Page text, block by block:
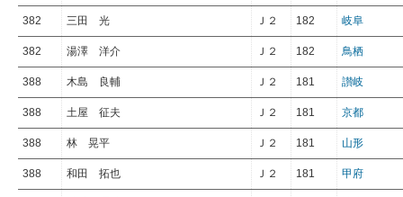
382 三田 光 Ｊ２ 182 岐阜
382 湯澤 洋介 Ｊ２ 182 鳥栖
388 木島 良輔 Ｊ２ 181 讃岐
388 土屋 征夫 Ｊ２ 181 京都
388 林 晃平 Ｊ２ 181 山形
388 和田 拓也 Ｊ２ 181 甲府